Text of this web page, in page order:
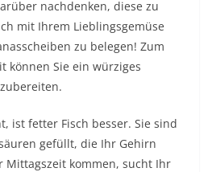
nachdenken, diese zu
mit Ihrem Lieblingsgemüse
zu belegen! Zum
können Sie ein würziges
ist fetter Fisch besser. Sie sind
gefüllt, die Ihr Gehirn
Mittagszeit kommen, sucht Ihr